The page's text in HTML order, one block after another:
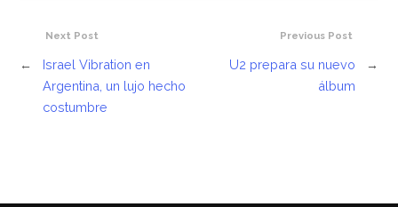
Previous Post
U2 prepara su nuevo
álbum
→
Next Post
←
Israel Vibration en
Argentina, un lujo hecho
costumbre